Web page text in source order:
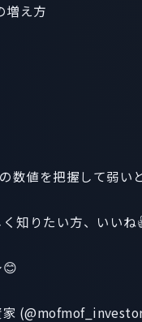
増え方
数値を把握して弱い
知りたい方、いい